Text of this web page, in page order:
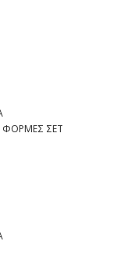
ΦΟΡΜΕΣ ΣΕΤ